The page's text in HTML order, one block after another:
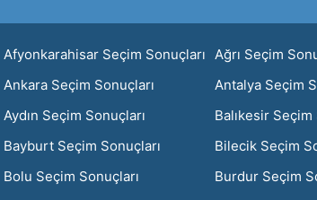
Afyonkarahisar Seçim Sonuçları Ağrı Seçim
Ankara Seçim Sonuçları
Antalya Seçim
Aydın Seçim Sonuçları
Balıkesir Seçim
Bayburt Seçim Sonuçları
Bilecik Seçim
Bolu Seçim Sonuçları
Burdur Seçim